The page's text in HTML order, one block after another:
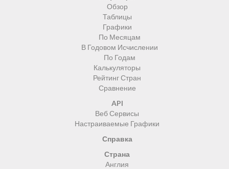
Обзор
Таблицы
Графики
По Месяцам
В Годовом Исчислении
По Годам
Калькуляторы
Рейтинг Стран
Сравнение
API
Веб Сервисы
Настраиваемые Графики
Справка
Страна
Англия